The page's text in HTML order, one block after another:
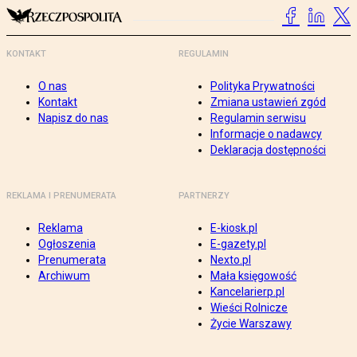
KONTAKT
O nas
Kontakt
Napisz do nas
REGULAMIN
Polityka Prywatności
Zmiana ustawień zgód
Regulamin serwisu
Informacje o nadawcy
Deklaracja dostępności
REKLAMA I PRENUMERATA
Reklama
Ogłoszenia
Prenumerata
Archiwum
PARTNERZY
E-kiosk.pl
E-gazety.pl
Nexto.pl
Mała księgowość
Kancelarierp.pl
Wieści Rolnicze
Życie Warszawy